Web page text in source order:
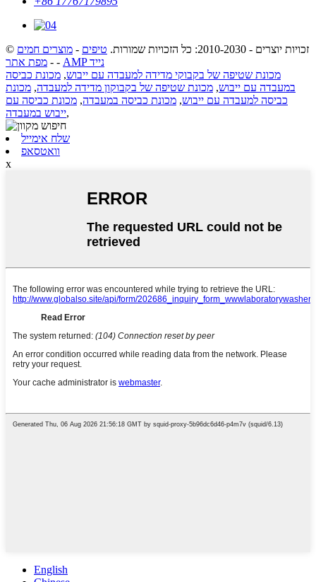
© זכויות יוצרים - 2010-2030: כל הזכויות שמורות. טיפים - מוצרים חמים
- מפת אתר -
AMP נייד
מכונת שטיפה של בקבוקי מדידה למעבדה עם ייבוש, מכונת כביסה
במעבדה עם ייבוש, מכונת שטיפה של בקבוקון מדידה למעבדה, מכונת
כביסה למעבדה עם ייבוש, מכונת כביסה במעבדה, מכונת כביסה עם
ייבוש במעבדה,
שלח אימייל
וואטסאפ
x
English